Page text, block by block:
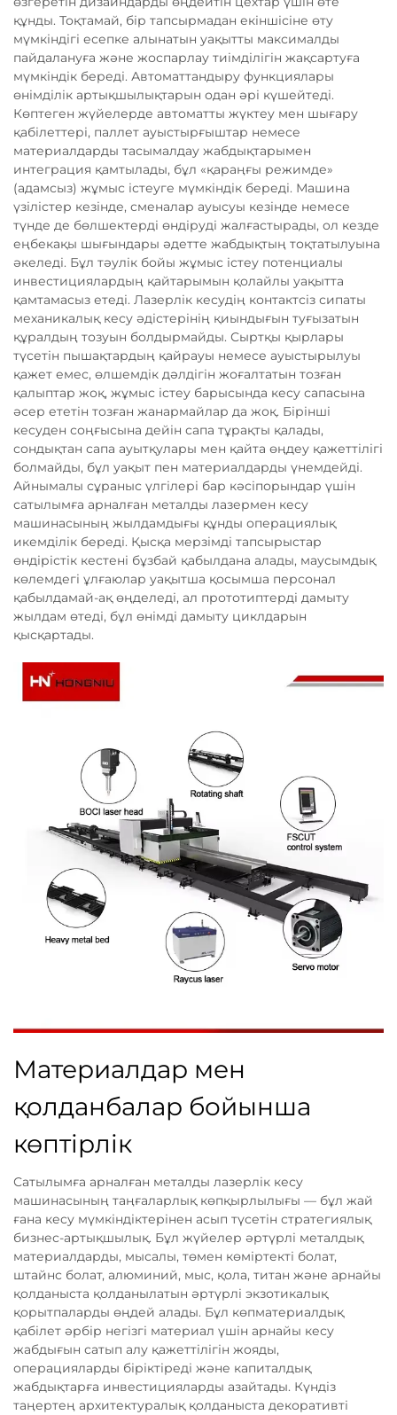
құнды. Тоқтамай, бір тапсырмадан екіншісіне өту
мүмкіндігі есепке алынатын уақытты максималды
пайдалануға және жоспарлау тиімділігін жақсартуға
мүмкіндік береді. Автоматтандыру функциялары
өнімділік артықшылықтарын одан әрі күшейтеді.
Көптеген жүйелерде автоматты жүктеу мен шығару
қабілеттері, паллет ауыстырғыштар немесе
материалдарды тасымалдау жабдықтарымен
интеграция қамтылады, бұл «қараңғы режимде»
(адамсыз) жұмыс істеуге мүмкіндік береді. Машина
үзілістер кезінде, сменалар ауысуы кезінде немесе
түнде де бөлшектерді өндіруді жалғастырады, ол кезде
еңбекақы шығындары әдетте жабдықтың тоқтатылуына
әкеледі. Бұл тәулік бойы жұмыс істеу потенциалы
инвестициялардың қайтарымын қолайлы уақытта
қамтамасыз етеді. Лазерлік кесудің контактсіз сипаты
механикалық кесу әдістерінің қиындығын туғызатын
құралдың тозуын болдырмайды. Сыртқы қырлары
түсетін пышақтардың қайрауы немесе ауыстырылуы
қажет емес, өлшемдік дәлдігін жоғалтатын тозған
қалыптар жоқ, жұмыс істеу барысында кесу сапасына
әсер ететін тозған жанармайлар да жоқ. Бірінші
кесуден соңғысына дейін сапа тұрақты қалады,
сондықтан сапа ауытқулары мен қайта өңдеу қажеттілігі
болмайды, бұл уақыт пен материалдарды үнемдейді.
Айнымалы сұраныс үлгілері бар кәсіпорындар үшін
сатылымға арналған металды лазермен кесу
машинасының жылдамдығы құнды операциялық
икемділік береді. Қысқа мерзімді тапсырыстар
өндірістік кестені бұзбай қабылдана алады, маусымдық
көлемдегі ұлғаюлар уақытша қосымша персонал
қабылдамай-ақ өңделеді, ал прототиптерді дамыту
жылдам өтеді, бұл өнімді дамыту циклдарын
қысқартады.
Материалдар мен
қолданбалар бойынша
көптірлік
Сатылымға арналған металды лазерлік кесу
машинасының таңғаларлық көпқырлылығы — бұл жай
ғана кесу мүмкіндіктерінен асып түсетін стратегиялық
бизнес-артықшылық. Бұл жүйелер әртүрлі металдық
материалдарды, мысалы, төмен көміртекті болат,
штайнс болат, алюминий, мыс, қола, титан және арнайы
қолданыста қолданылатын әртүрлі экзотикалық
қорытпаларды өңдей алады. Бұл көпматериалдық
қабілет әрбір негізгі материал үшін арнайы кесу
жабдығын сатып алу қажеттілігін жояды,
операцияларды біріктіреді және капиталдық
жабдықтарға инвестицияларды азайтады. Күндіз
таңертең архитектуралық қолданыста декоративті